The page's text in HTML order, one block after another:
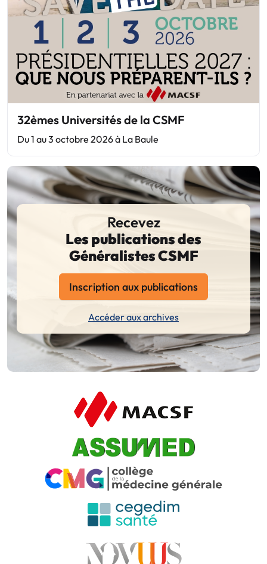
32èmes Universités de la CSMF
Du 1 au 3 octobre 2026 à La Baule
Recevez
Les publications des
Généralistes CSMF
Inscription aux publications
Accéder aux archives